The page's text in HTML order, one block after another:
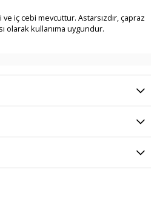
iç cebi mevcuttur. Astarsızdır, çapraz
olarak kullanıma uygundur.